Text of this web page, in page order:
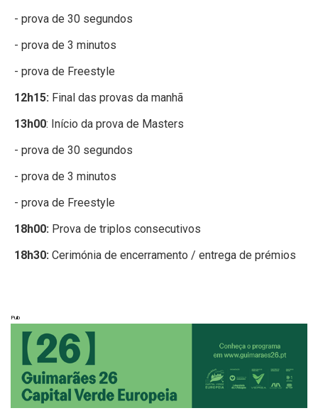
- prova de 30 segundos
- prova de 3 minutos
- prova de Freestyle
12h15: Final das provas da manhã
13h00: Início da prova de Masters
- prova de 30 segundos
- prova de 3 minutos
- prova de Freestyle
18h00: Prova de triplos consecutivos
18h30: Cerimónia de encerramento / entrega de prémios
Pub